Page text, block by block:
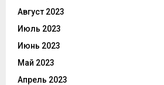
Август 2023
Июль 2023
Июнь 2023
Май 2023
Апрель 2023